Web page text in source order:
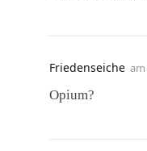
Friedenseiche am
Opium?